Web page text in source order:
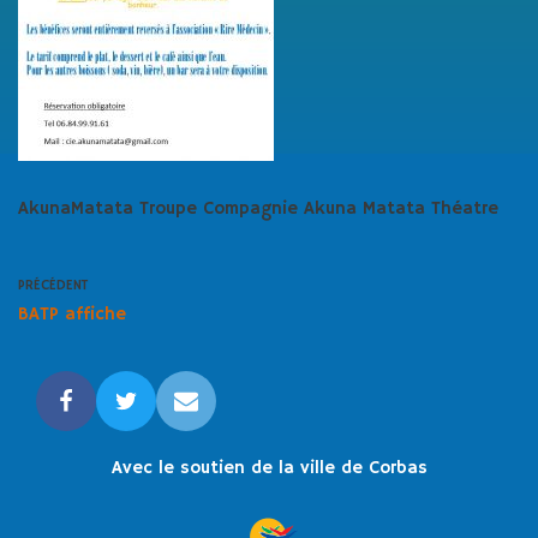
AkunaMatata Troupe Compagnie Akuna Matata Théatre
PRÉCÉDENT
BATP affiche
Avec le soutien de la ville de Corbas